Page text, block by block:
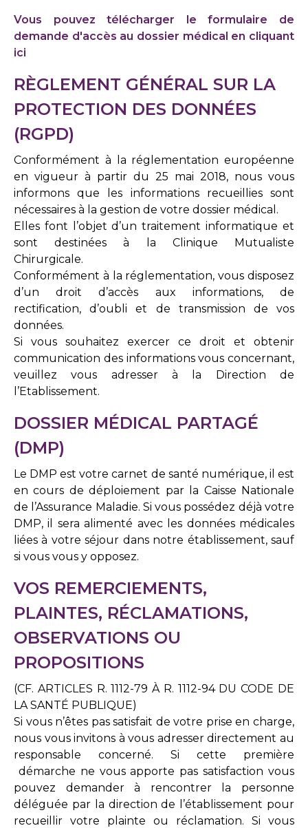
Vous pouvez télécharger le formulaire de
demande d'accès au dossier médical en cliquant
ici
RÈGLEMENT GÉNÉRAL SUR LA
PROTECTION DES DONNÉES
(RGPD)
Conformément à la réglementation européenne
en vigueur à partir du 25 mai 2018, nous vous
informons que les informations recueillies sont
nécessaires à la gestion de votre dossier médical.
Elles font l’objet d’un traitement informatique et
sont destinées à la Clinique Mutualiste
Chirurgicale.
Conformément à la réglementation, vous disposez
d’un droit d’accès aux informations, de
rectification, d’oubli et de transmission de vos
données.
Si vous souhaitez exercer ce droit et obtenir
communication des informations vous concernant,
veuillez vous adresser à la Direction de
l’Etablissement.
DOSSIER MÉDICAL PARTAGÉ
(DMP)
Le DMP est votre carnet de santé numérique, il est
en cours de déploiement par la Caisse Nationale
de l’Assurance Maladie. Si vous possédez déjà votre
DMP, il sera alimenté avec les données médicales
liées à votre séjour dans notre établissement, sauf
si vous vous y opposez.
VOS REMERCIEMENTS,
PLAINTES, RÉCLAMATIONS,
OBSERVATIONS OU
PROPOSITIONS
(CF. ARTICLES R. 1112-79 À R. 1112-94 DU CODE DE
LA SANTÉ PUBLIQUE)
Si vous n’êtes pas satisfait de votre prise en charge,
nous vous invitons à vous adresser directement au
responsable concerné. Si cette première
démarche ne vous apporte pas satisfaction vous
pouvez demander à rencontrer la personne
déléguée par la direction de l’établissement pour
recueillir votre plainte ou réclamation. Si vous